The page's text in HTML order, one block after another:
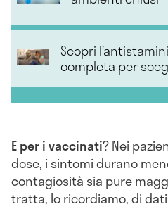
Scopri
completa per
E per i vaccinati? Nei
dose, i sintomi durano
contagiosità sia pure
tratta, lo ricordiamo, di